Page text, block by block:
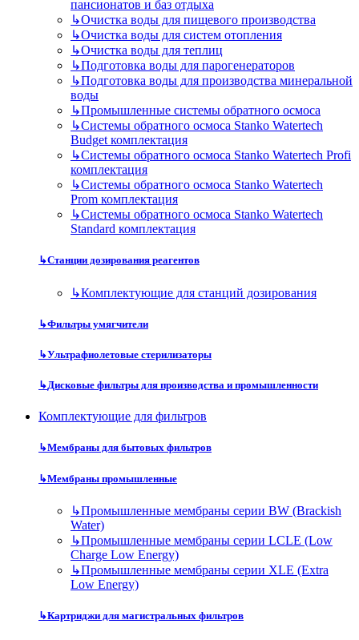
пансионатов и баз отдыха
↳Очистка воды для пищевого производства
↳Очистка воды для систем отопления
↳Очистка воды для теплиц
↳Подготовка воды для парогенераторов
↳Подготовка воды для производства минеральной
воды
↳Промышленные системы обратного осмоса
↳Системы обратного осмоса Stanko Watertech
Budget комплектация
↳Системы обратного осмоса Stanko Watertech Profi
комплектация
↳Системы обратного осмоса Stanko Watertech
Prom комплектация
↳Системы обратного осмоса Stanko Watertech
Standard комплектация
↳Станции дозирования реагентов
↳Комплектующие для станций дозирования
↳Фильтры умягчители
↳Ультрафиолетовые стерилизаторы
↳Дисковые фильтры для производства и промышленности
Комплектующие для фильтров
↳Мембраны для бытовых фильтров
↳Мембраны промышленные
↳Промышленные мембраны серии BW (Brackish
Water)
↳Промышленные мембраны серии LCLE (Low
Charge Low Energy)
↳Промышленные мембраны серии XLE (Extra
Low Energy)
↳Картриджи для магистральных фильтров